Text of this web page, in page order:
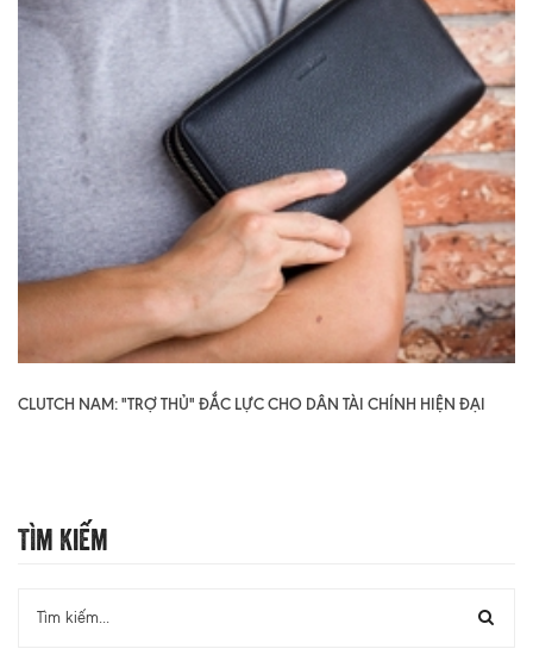
CLUTCH NAM: "TRỢ THỦ" ĐẮC LỰC CHO DÂN TÀI CHÍNH HIỆN ĐẠI
Tìm Kiếm